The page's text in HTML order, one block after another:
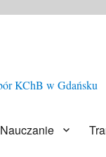
Nauczanie